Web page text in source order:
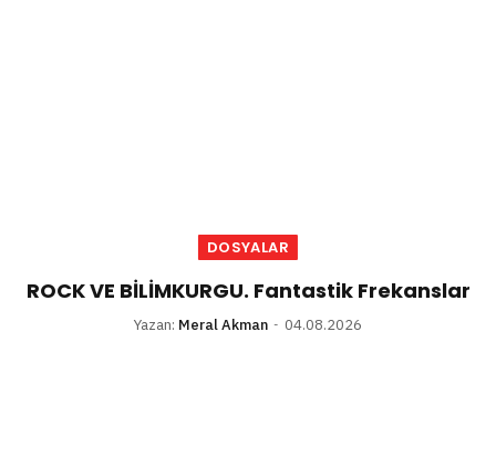
DOSYALAR
ROCK VE BİLİMKURGU. Fantastik Frekanslar
Yazan: Meral Akman 04.08.2026